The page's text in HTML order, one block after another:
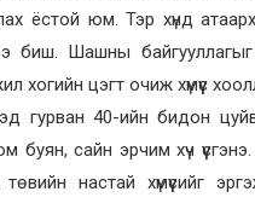
ёстой юм. Тэр хүнд
биш. Шашны байгууллагыг
хогийн цэгт очиж хүмүүс
гурван 40-ийн бидон
буян, сайн эрчим хүч
төвийн настай хүмүүсийг